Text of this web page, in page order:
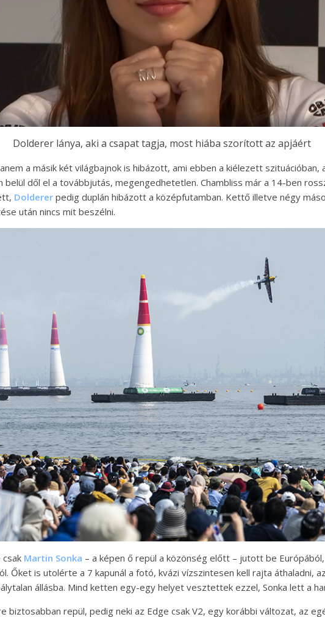
Dolderer lánya, aki a csapat tagja, most hiába szorított az apjáért
a másik két világbajnok is hibázott, ami ebben a kiélezett szituációban,
belül dől el a továbbjutás, megengedhetetlen. Chambliss már a 14-ben
Dolderer pedig duplán hibázott a középfutamban. Kettő illetve négy
után nincs mit beszélni.
Martin Sonka – a képen ő repül a közönség előtt – jutott be
Őket is utolérte a 7 kapunál a fotó, kvázi vízszintesen kell rajta áthaladni,
állásba. Mind ketten egy-egy helyet vesztettek ezzel, Sonka lett a
biztosabban repül, pedig neki az Edge csak V2, egy korábbi változat, az